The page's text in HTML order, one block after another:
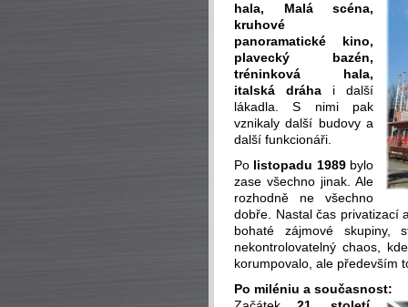
hala, Malá scéna,
kruhové
panoramatické kino,
plavecký bazén,
tréninková hala,
italská dráha i další
lákadla. S nimi pak
vznikaly další budovy a
další funkcionáři.
Po listopadu 1989bylo
zase všechno jinak. Ale
rozhodně ne všechno
dobře. Nastal čas privatizací
bohaté zájmové skupiny,
nekontrolovatelný chaos,
korumpovalo, ale především
Po miléniu a současnost: